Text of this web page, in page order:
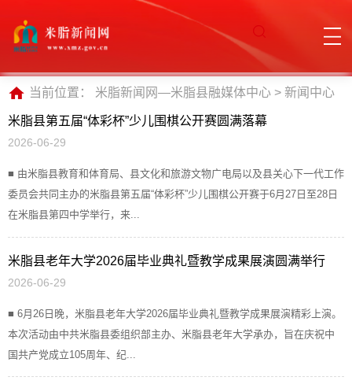
当前位置： 米脂新闻网—米脂县融媒体中心 > 新闻中心
米脂县第五届“体彩杯”少儿围棋公开赛圆满落幕
2026-06-29
■ 由米脂县教育和体育局、县文化和旅游文物广电局以及县关心下一代工作
委员会共同主办的米脂县第五届“体彩杯”少儿围棋公开赛于6月27日至28日
在米脂县第四中学举行，来...
米脂县老年大学2026届毕业典礼暨教学成果展演圆满举行
2026-06-29
■ 6月26日晚，米脂县老年大学2026届毕业典礼暨教学成果展演精彩上演。
本次活动由中共米脂县委组织部主办、米脂县老年大学承办，旨在庆祝中
国共产党成立105周年、纪...